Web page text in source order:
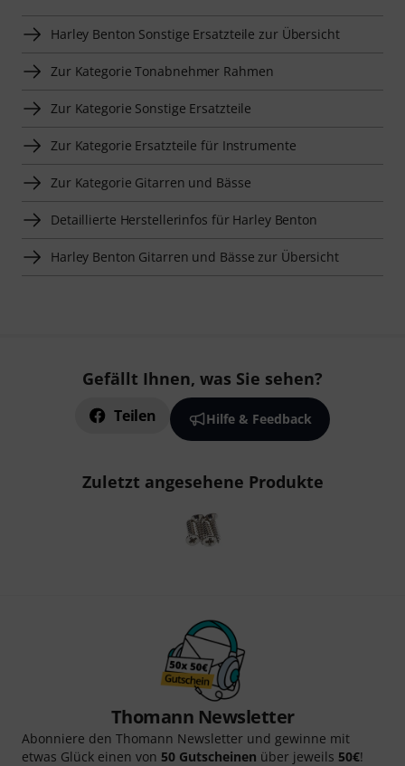
Harley Benton Sonstige Ersatzteile zur Übersicht
Zur Kategorie Tonabnehmer Rahmen
Zur Kategorie Sonstige Ersatzteile
Zur Kategorie Ersatzteile für Instrumente
Zur Kategorie Gitarren und Bässe
Detaillierte Herstellerinfos für Harley Benton
Harley Benton Gitarren und Bässe zur Übersicht
Gefällt Ihnen, was Sie sehen?
Teilen Hilfe & Feedback
Zuletzt angesehene Produkte
Thomann Newsletter
Abonniere den Thomann Newsletter und gewinne mit
etwas Glück einen von 50 Gutscheinen über jeweils 50€!